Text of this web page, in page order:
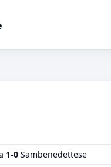
1-0 Sambenedettese